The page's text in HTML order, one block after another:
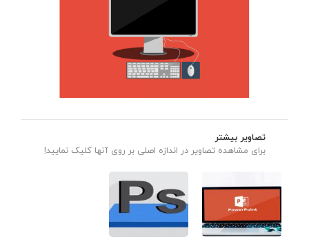
تصاویر بیشتر
برای مشاهده تصاویر در اندازه اصلی بر روی آنها کلیک نمایید!